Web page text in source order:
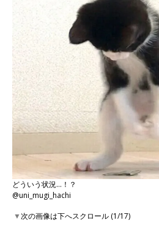
どういう状況…！？
@uni_mugi_hachi
▼次の画像は下へスクロール (1/17)